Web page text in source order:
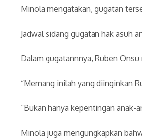
Minola mengatakan, gugatan
Jadwal sidang gugatan hak asuh
Dalam gugatannnya, Ruben
“Memang inilah yang diinginkan
“Bukan hanya kepentingan anak-
Minola juga mengungkapkan